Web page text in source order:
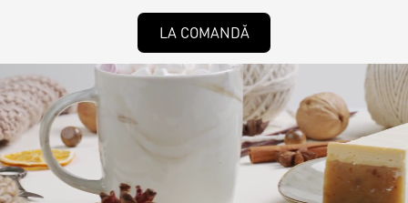
LA COMANDĂ